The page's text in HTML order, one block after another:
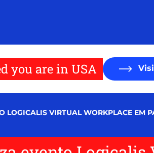
you are in USA
LOGICALIS VIRTUAL WORKPLACE EM